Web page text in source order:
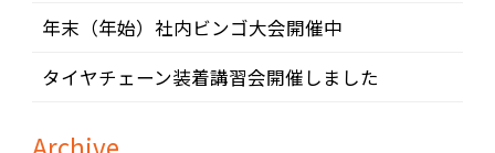
年末（年始）社内ビンゴ大会開催中
タイヤチェーン装着講習会開催しました
Archive